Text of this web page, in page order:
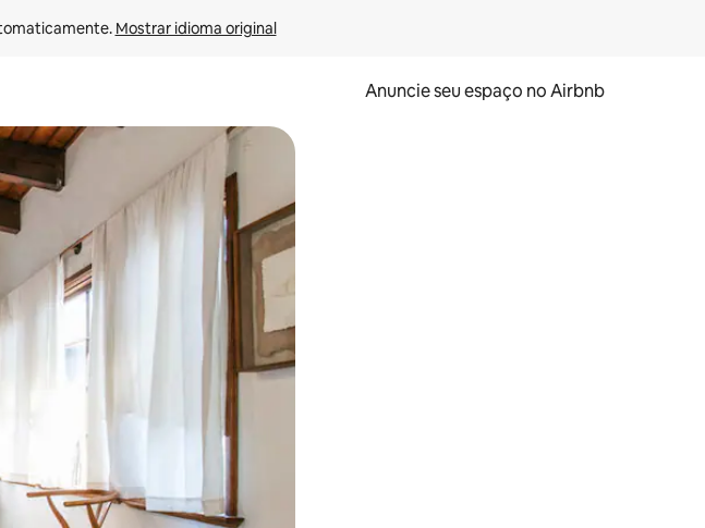
Mostrar idioma original
Anuncie seu espaço no Airbnb
do teclado ou tocando e deslizando o dedo na tela.